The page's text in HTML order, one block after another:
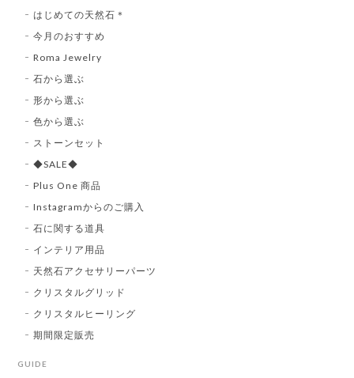
はじめての天然石＊
今月のおすすめ
Roma Jewelry
石から選ぶ
形から選ぶ
色から選ぶ
ストーンセット
◆SALE◆
Plus One 商品
Instagramからのご購入
石に関する道具
インテリア用品
天然石アクセサリーパーツ
クリスタルグリッド
クリスタルヒーリング
期間限定販売
GUIDE